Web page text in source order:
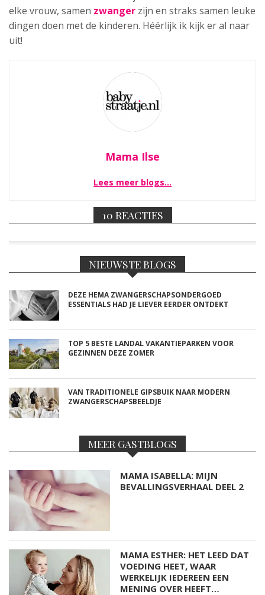
elke vrouw, samen zwanger zijn en straks samen leuke
dingen doen met de kinderen. Héérlijk ik kijk er al naar
uit!
Mama Ilse
Lees meer blogs…
10 REACTIES
NIEUWSTE BLOGS
DEZE HEMA ZWANGERSCHAPSONDERGOED
ESSENTIALS HAD JE LIEVER EERDER ONTDEKT
TOP 5 BESTE LANDAL VAKANTIEPARKEN VOOR
GEZINNEN DEZE ZOMER
VAN TRADITIONELE GIPSBUIK NAAR MODERN
ZWANGERSCHAPSBEELDJE
MEER GASTBLOGS
MAMA ISABELLA: MIJN
BEVALLINGSVERHAAL DEEL 2
MAMA ESTHER: HET LEED DAT
VOEDING HEET, WAAR
WERKELIJK IEDEREEN EEN
MENING OVER HEEFT…